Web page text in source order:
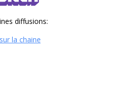
diffusions:
la chaine